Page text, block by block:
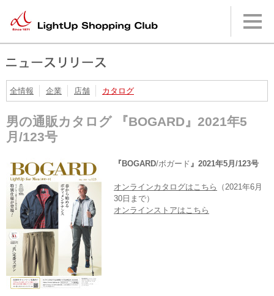
メ
ン
ュ
へ
全情報 企業 店舗 カタログ
男の通販カタログ 『BOGARD』2021年5
月/123号
『BOGARD/ボガード』2021年5月/123号
オンラインカタログはこちら
（2021年6月
30日まで）
オンラインストアはこちら